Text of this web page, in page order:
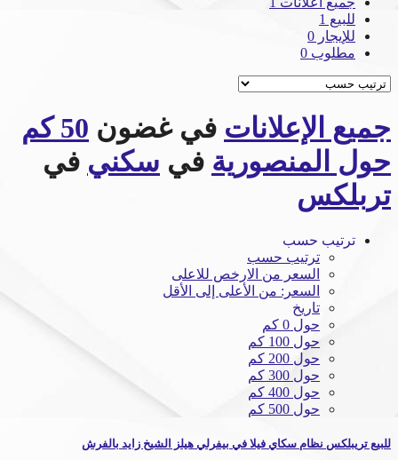
للبيع 1
للإيجار 0
مطلوب 0
جميع الإعلانات في غضون
50 كم
حول المنصورية في سكني في
تربلكس
ترتيب حسب
ترتيب حسب
السعر من الارخص للاعلى
السعر: من الأعلى إلى الأقل
تاريخ
حول 0 كم
حول 100 كم
حول 200 كم
حول 300 كم
حول 400 كم
حول 500 كم
للبيع تريبلكس نظام سكاي فيلا في بيفرلي هيلز الشيخ زايد بالفرش